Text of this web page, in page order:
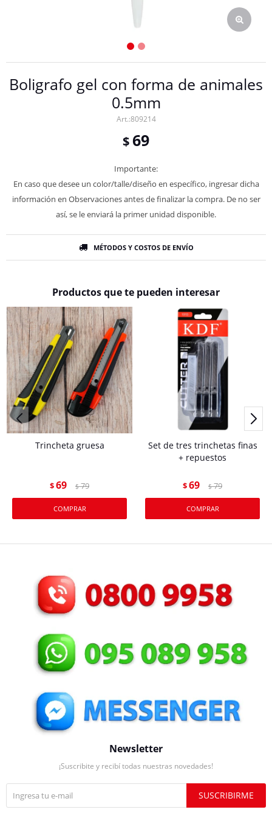
Boligrafo gel con forma de animales
0.5mm
809214
$69
Importante:
En caso que desee un color/talle/diseño en específico, ingresar dicha
información en Observaciones antes de finalizar la compra. De no ser
así, se le enviará la primer unidad disponible.
MÉTODOS Y COSTOS DE ENVÍO
Productos que te pueden interesar
Trincheta gruesa
$69 $ 79
Set de tres trinchetas finas
+ repuestos
$69 $ 79
Newsletter
¡Suscribite y recibí todas nuestras novedades!
SUSCRIBIRME